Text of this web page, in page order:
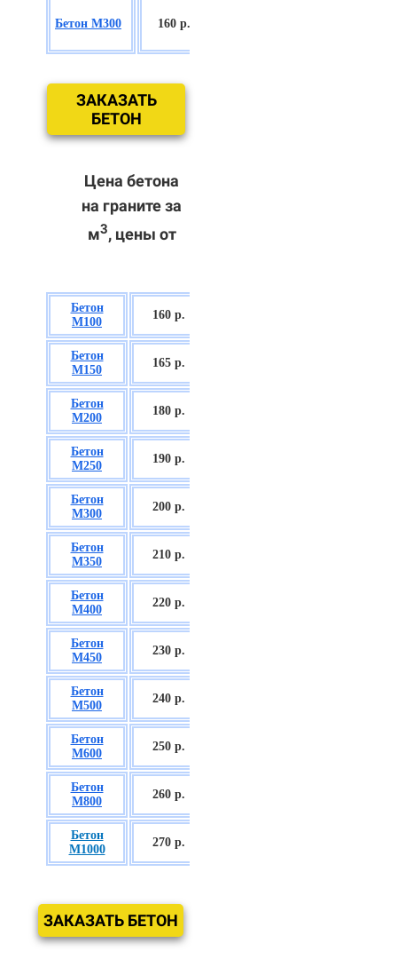
Бетон М300 160 р.
ЗАКАЗАТЬ
БЕТОН
Цена бетона
на граните за
м3, цены от
Бетон
М100
160 р.
Бетон
М150
165 р.
Бетон
М200
180 р.
Бетон
М250
190 р.
Бетон
М300
200 р.
Бетон
М350
210 р.
Бетон
М400
220 р.
Бетон
М450
230 р.
Бетон
М500
240 р.
Бетон
М600
250 р.
Бетон
М800
260 р.
Бетон
М1000
270 р.
ЗАКАЗАТЬ БЕТОН